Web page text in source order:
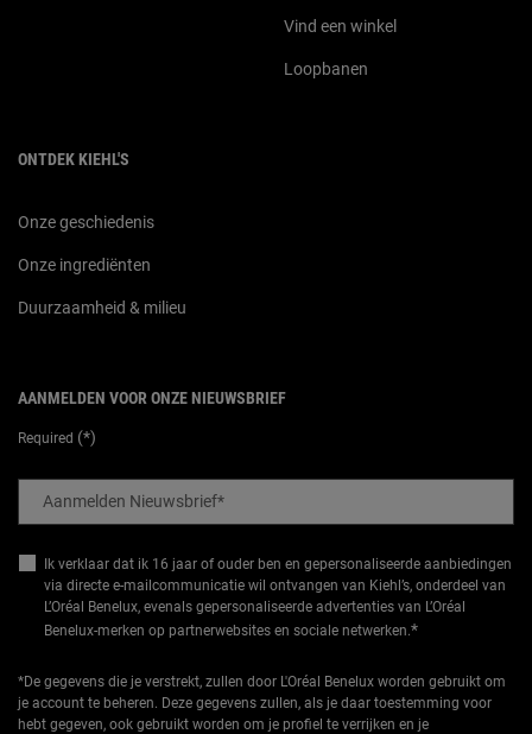
Vind een winkel
Loopbanen
ONTDEK KIEHL'S
Onze geschiedenis
Onze ingrediënten
Duurzaamheid & milieu
AANMELDEN VOOR ONZE NIEUWSBRIEF
Required (*)
Aanmelden Nieuwsbrief*
Ik verklaar dat ik 16 jaar of ouder ben en gepersonaliseerde aanbiedingen
via directe e-mailcommunicatie wil ontvangen van Kiehl’s, onderdeel van
L’Oréal Benelux, evenals gepersonaliseerde advertenties van L’Oréal
Benelux-merken op partnerwebsites en sociale netwerken.*
*De gegevens die je verstrekt, zullen door L'Oréal Benelux worden gebruikt om
je account te beheren. Deze gegevens zullen, als je daar toestemming voor
hebt gegeven, ook gebruikt worden om je profiel te verrijken en je